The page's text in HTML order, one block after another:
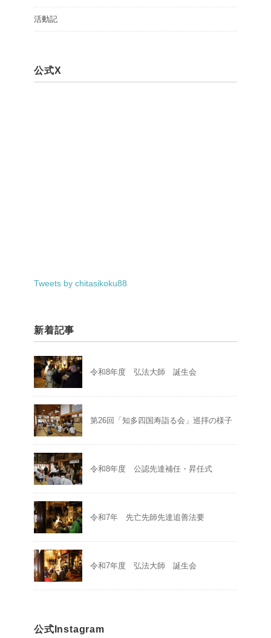
活動記
公式X
Tweets by chitasikoku88
新着記事
令和8年度 弘法大師 誕生会
第26回「知多四国寿詣る会」巡拝の様子
令和8年度 公認先達補任・昇任式
令和7年 先亡先師先達追善法要
令和7年度 弘法大師 誕生会
公式Instagram